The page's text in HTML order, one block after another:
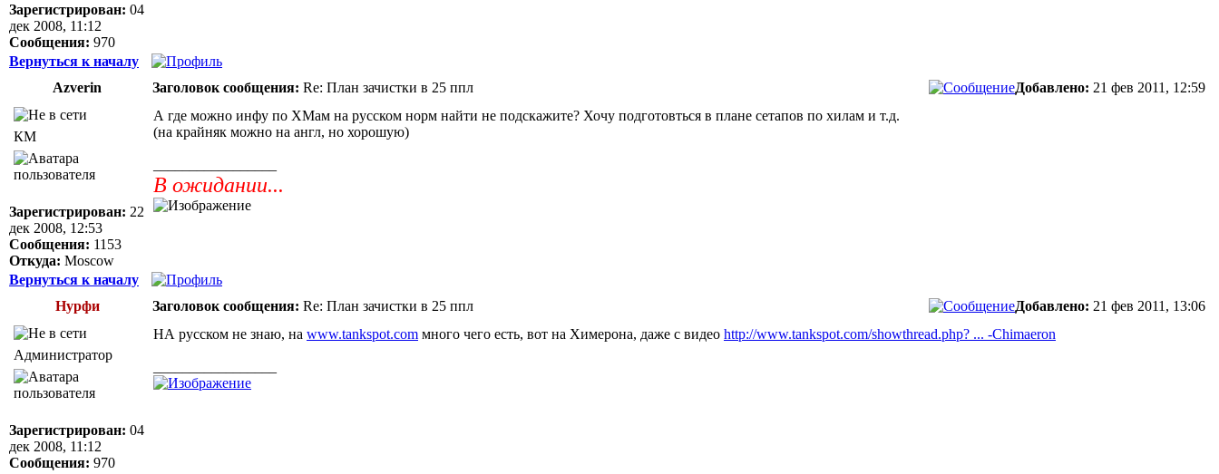
Зарегистрирован: 04
дек 2008, 11:12
Сообщения: 970
Вернуться к началу
Azverin
Заголовок сообщения: Re: План зачистки в 25 ппл Добавлено: 21 фев 2011, 12:59
КМ
Зарегистрирован: 22
дек 2008, 12:53
Сообщения: 1153
Откуда: Moscow
А где можно инфу по ХМам на русском норм найти не подскажите? Хочу подготовться в плане сетапов по хилам и т.д.
(на крайняк можно на англ, но хорошую)
В ожидании...
Вернуться к началу
Нурфи
Заголовок сообщения: Re: План зачистки в 25 ппл Добавлено: 21 фев 2011, 13:06
Администратор
Зарегистрирован: 04
дек 2008, 11:12
Сообщения: 970
НА русском не знаю, на www.tankspot.com много чего есть, вот на Химерона, даже с видео http://www.tankspot.com/showthread.php? ... -Chimaeron